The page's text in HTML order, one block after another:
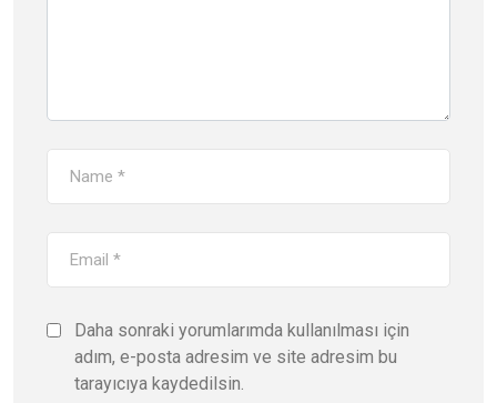
Daha sonraki yorumlarımda kullanılması için
adım, e-posta adresim ve site adresim bu
tarayıcıya kaydedilsin.